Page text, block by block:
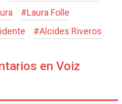
#Laura Folle
#Alcides Riveros
en Voiz